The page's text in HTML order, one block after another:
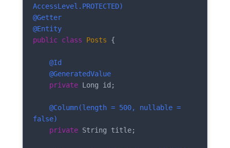
AccessLevel.PROTECTED)
@Getter
@Entity
public class Posts {
@Id
@GeneratedValue
private Long id;
@Column(length = 500, nullable =
false)
private String title;